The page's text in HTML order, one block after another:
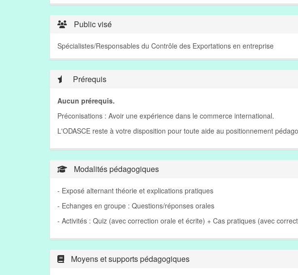
Public visé
Spécialistes/Responsables du Contrôle des Exportations en entreprise
Prérequis
Aucun prérequis.
Préconisations : Avoir une expérience dans le commerce international.
L'ODASCE reste à votre disposition pour toute aide au positionnement
Modalités pédagogiques
- Exposé alternant théorie et explications pratiques
- Echanges en groupe : Questions/réponses orales
- Activités : Quiz (avec correction orale et écrite) + Cas pratiques (avec
Moyens et supports pédagogiques